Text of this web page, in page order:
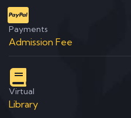
Payments
Admission Fee
Virtual
Library